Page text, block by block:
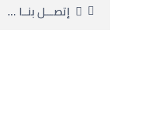
إتصـــل بنــا …